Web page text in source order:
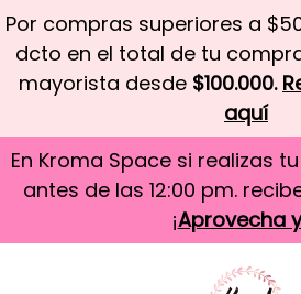
Por compras superiores a
dcto en el total de tu
mayorista desde $100.000.
aquí
En Kroma Space si realizas
antes de las 12:00 pm.
¡Aprovecha